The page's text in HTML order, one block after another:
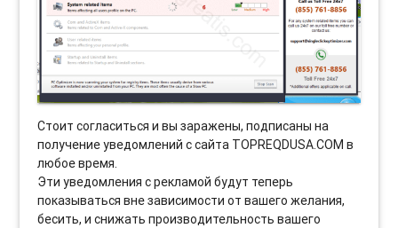
Стоит согласиться и вы заражены, подписаны на
получение уведомлений с сайта TOPREQDUSA.COM в
любое время.
Эти уведомления с рекламой будут теперь
показываться вне зависимости от вашего желания,
бесить, и снижать производительность вашего